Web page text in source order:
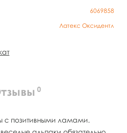
6069858
Латекс Оксидентл
0
с позитивными ламами.